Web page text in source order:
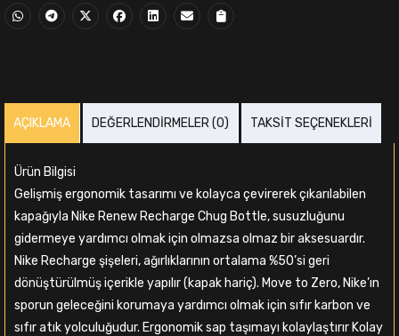
AÇIKLAMA DEĞERLENDIRMELER (0) TAKSIT SEÇENEKLERI
Ürün Bilgisi
Gelişmiş ergonomik tasarımı ve kolayca çevirerek çıkarılabilen
kapağıyla Nike Renew Recharge Chug Bottle, susuzluğunu
gidermeye yardımcı olmak için olmazsa olmaz bir aksesuardır.
Nike Recharge şişeleri, ağırlıklarının ortalama %50’si geri
dönüştürülmüş içerikle yapılır (kapak hariç). Move to Zero, Nike’ın
sporun geleceğini korumaya yardımcı olmak için sıfır karbon ve
sıfır atık yolculuğudur. Ergonomik sap taşımayı kolaylaştırır Kolay